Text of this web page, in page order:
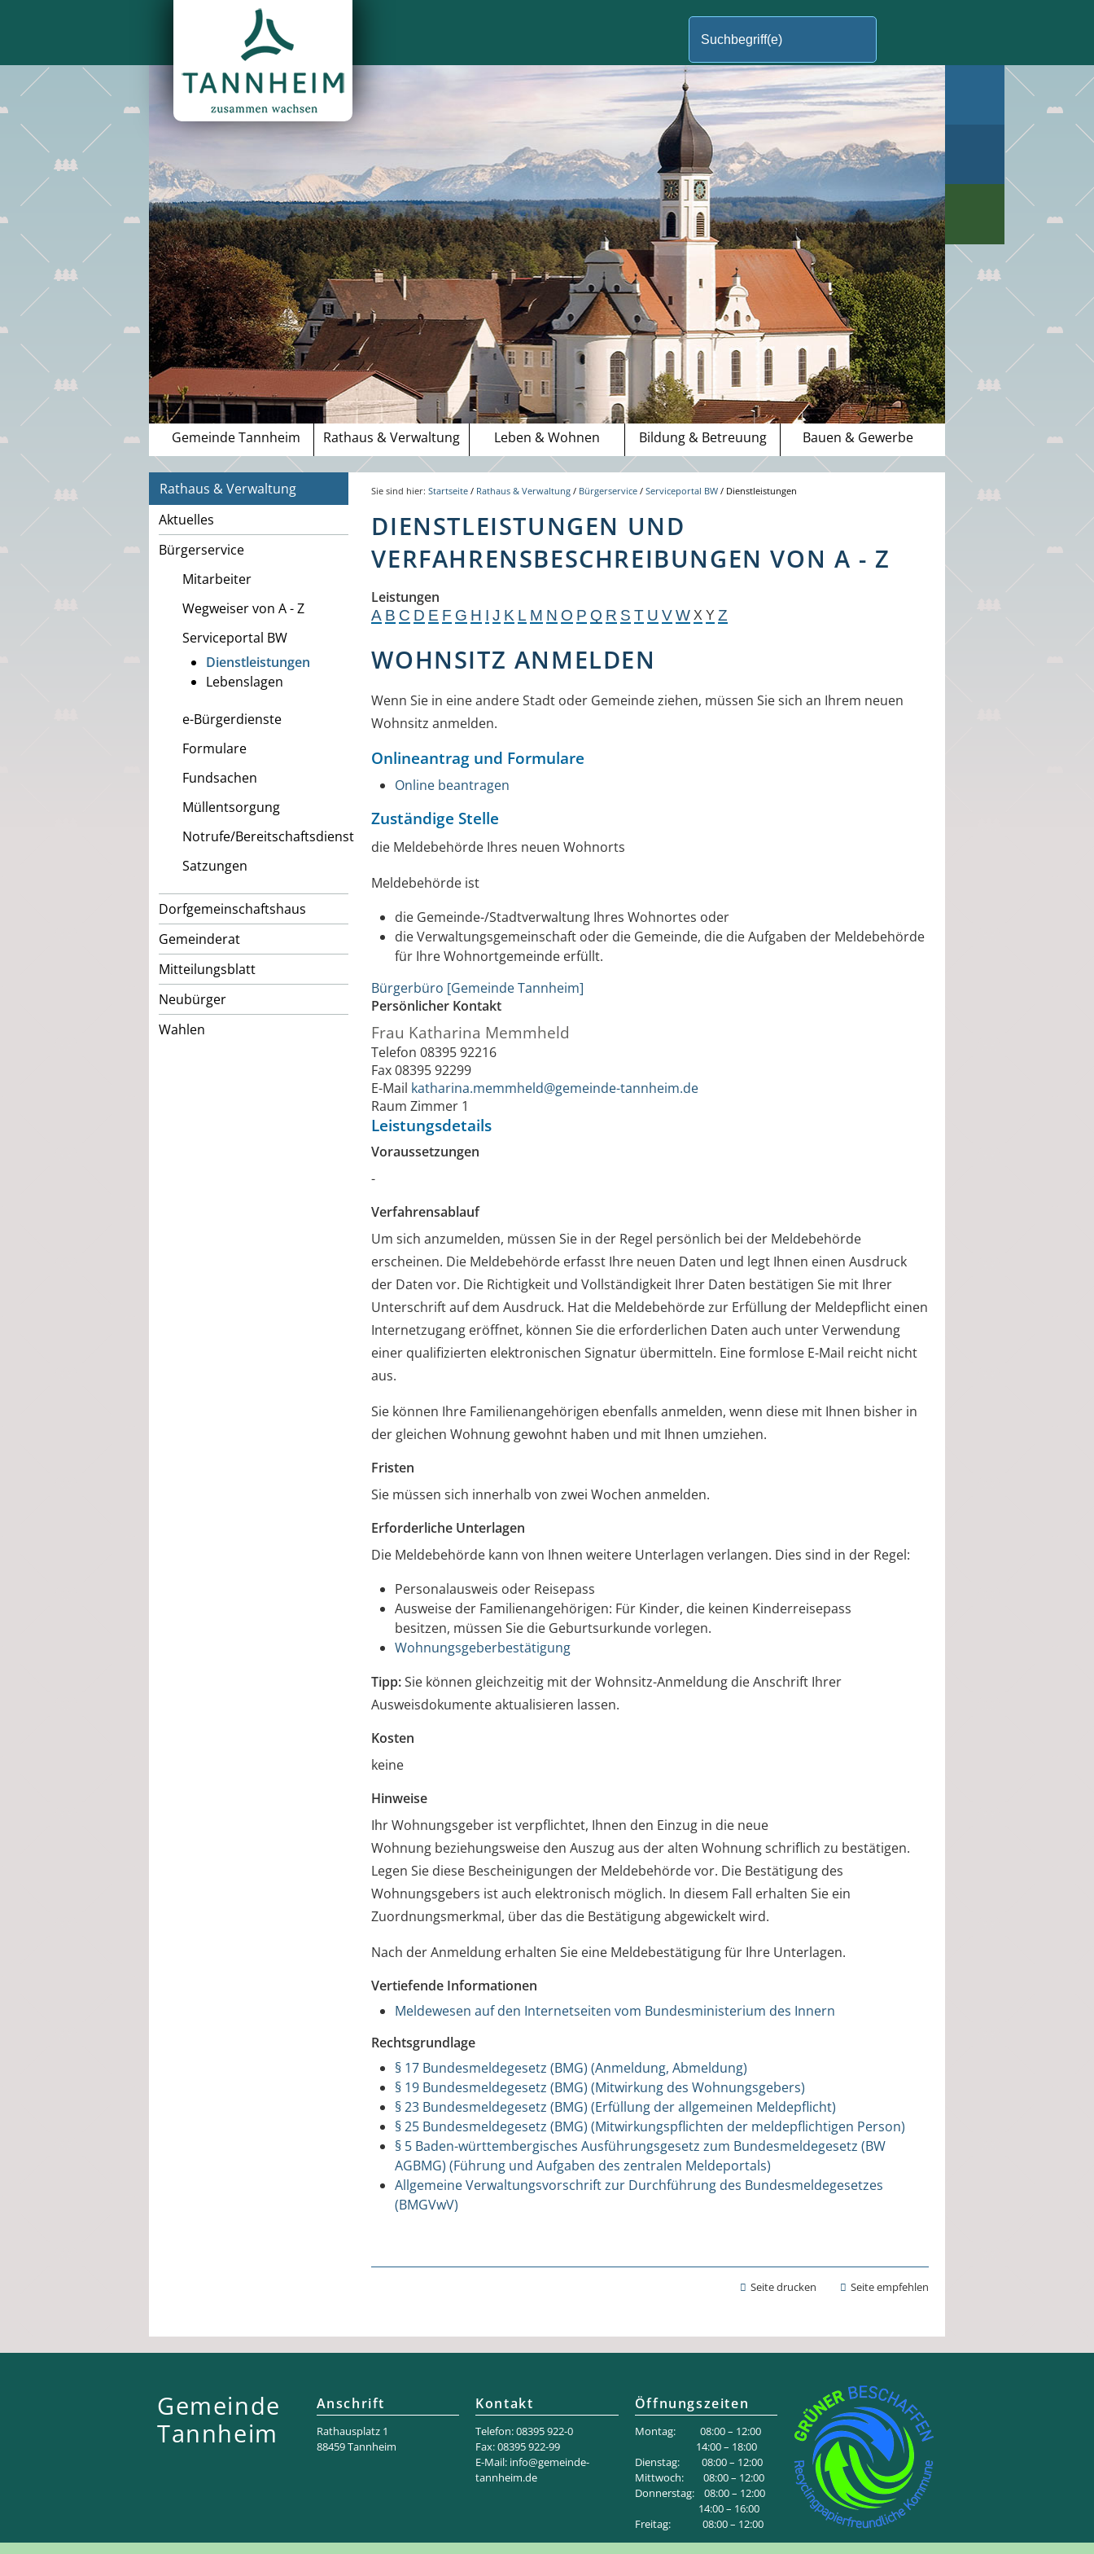
Gemeinde Tannheim Rathaus & Verwaltung Leben & Wohnen Bildung & Betreuung Bauen & Gewerbe
Rathaus & Verwaltung
Aktuelles
Bürgerservice
Mitarbeiter
Wegweiser von A - Z
Serviceportal BW
Dienstleistungen
Lebenslagen
e-Bürgerdienste
Formulare
Fundsachen
Müllentsorgung
Notrufe/Bereitschaftsdienst
Satzungen
Dorfgemeinschaftshaus
Gemeinderat
Mitteilungsblatt
Neubürger
Wahlen
Sie sind hier:Startseite / Rathaus & Verwaltung / Bürgerservice /Serviceportal BW / Dienstleistungen
DIENSTLEISTUNGEN UND
VERFAHRENSBESCHREIBUNGEN VON A - Z
Leistungen
A B C D E F G H I J K L M N O P Q R S T U V W X Y Z
WOHNSITZ ANMELDEN
Wenn Sie in eine andere Stadt oder Gemeinde ziehen, müssen Sie sich an Ihrem neuen
Wohnsitz anmelden.
Onlineantrag und Formulare
Online beantragen
Zuständige Stelle
die Meldebehörde Ihres neuen Wohnorts
Meldebehörde ist
die Gemeinde-/Stadtverwaltung Ihres Wohnortes oder
die Verwaltungsgemeinschaft oder die Gemeinde, die die Aufgaben der Meldebehörde
für Ihre Wohnortgemeinde erfüllt.
Bürgerbüro [Gemeinde Tannheim]
Persönlicher Kontakt
Frau Katharina Memmheld
Telefon 08395 92216
Fax 08395 92299
E-Mail katharina.memmheld@gemeinde-tannheim.de
Raum Zimmer 1
Leistungsdetails
Voraussetzungen
-
Verfahrensablauf
Um sich anzumelden, müssen Sie in der Regel persönlich bei der Meldebehörde
erscheinen. Die Meldebehörde erfasst Ihre neuen Daten und legt Ihnen einen Ausdruck
der Daten vor. Die Richtigkeit und Vollständigkeit Ihrer Daten bestätigen Sie mit Ihrer
Unterschrift auf dem Ausdruck. Hat die Meldebehörde zur Erfüllung der Meldepflicht einen
Internetzugang eröffnet, können Sie die erforderlichen Daten auch unter Verwendung
einer qualifizierten elektronischen Signatur übermitteln. Eine formlose E-Mail reicht nicht
aus.
Sie können Ihre Familienangehörigen ebenfalls anmelden, wenn diese mit Ihnen bisher in
der gleichen Wohnung gewohnt haben und mit Ihnen umziehen.
Fristen
Sie müssen sich innerhalb von zwei Wochen anmelden.
Erforderliche Unterlagen
Die Meldebehörde kann von Ihnen weitere Unterlagen verlangen. Dies sind in der Regel:
Personalausweis oder Reisepass
Ausweise der Familienangehörigen: Für Kinder, die keinen Kinderreisepass
besitzen, müssen Sie die Geburtsurkunde vorlegen.
Wohnungsgeberbestätigung
Tipp:Sie können gleichzeitig mit der Wohnsitz-Anmeldung die Anschrift Ihrer
Ausweisdokumente aktualisieren lassen.
Kosten
keine
Hinweise
Ihr Wohnungsgeber ist verpflichtet, Ihnen den Einzug in die neue
Wohnung beziehungsweise den Auszug aus der alten Wohnung schriflich zu bestätigen.
Legen Sie diese Bescheinigungen der Meldebehörde vor. Die Bestätigung des
Wohnungsgebers ist auch elektronisch möglich. In diesem Fall erhalten Sie ein
Zuordnungsmerkmal, über das die Bestätigung abgewickelt wird.
Nach der Anmeldung erhalten Sie eine Meldebestätigung für Ihre Unterlagen.
Vertiefende Informationen
Meldewesen auf den Internetseiten vom Bundesministerium des Innern
Rechtsgrundlage
§ 17 Bundesmeldegesetz (BMG) (Anmeldung, Abmeldung)
§ 19 Bundesmeldegesetz (BMG) (Mitwirkung des Wohnungsgebers)
§ 23 Bundesmeldegesetz (BMG) (Erfüllung der allgemeinen Meldepflicht)
§ 25 Bundesmeldegesetz (BMG) (Mitwirkungspflichten der meldepflichtigen Person)
§ 5 Baden-württembergisches Ausführungsgesetz zum Bundesmeldegesetz (BW
AGBMG) (Führung und Aufgaben des zentralen Meldeportals)
Allgemeine Verwaltungsvorschrift zur Durchführung des Bundesmeldegesetzes
(BMGVwV)
Seite drucken Seite empfehlen
Gemeinde
Tannheim
Anschrift
Rathaus­platz 1
88459 Tannheim
Kontakt
Telefon: 08395 922-0
Fax: 08395 922-99
E-Mail: info@gemeinde-
tannheim.de
Öffnungszeiten
Montag: 08:00 – 12:00
14:00 – 18:00
Dienstag: 08:00 – 12:00
Mittwoch: 08:00 – 12:00
Donnerstag: 08:00 – 12:00
14:00 – 16:00
Freitag: 08:00 – 12:00